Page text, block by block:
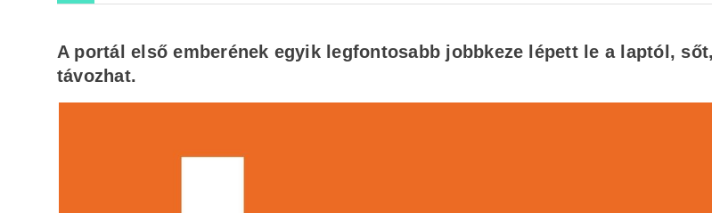
A portál első emberének egyik legfontosabb jobbkeze lépett le a laptól,
távozhat.